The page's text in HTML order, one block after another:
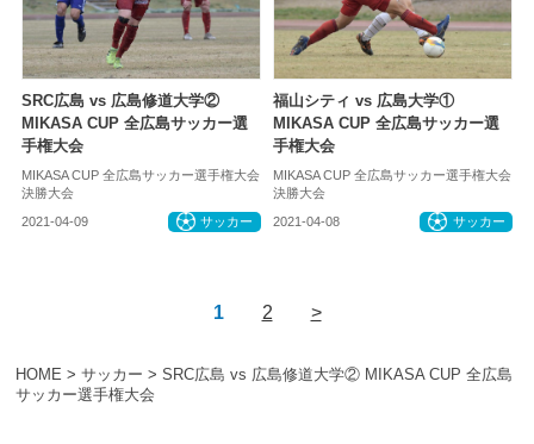
HOME > サッカー > SRC広島 vs 広島修道大学② MIKASA CUP 全広島
サッカー選手権大会
SRC広島 vs 広島修道大学②
MIKASA CUP 全広島サッカー選
手権大会
MIKASA CUP 全広島サッカー選手権大会
決勝大会
2021-04-09 サッカー
福山シティ vs 広島大学①
MIKASA CUP 全広島サッカー選
手権大会
MIKASA CUP 全広島サッカー選手権大会
決勝大会
2021-04-08 サッカー
1 2 >